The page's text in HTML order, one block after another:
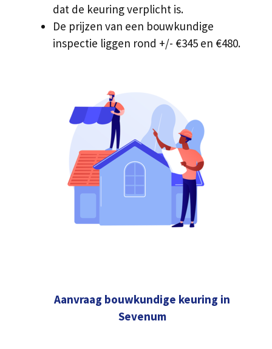
dat de keuring verplicht is.
De prijzen van een bouwkundige
inspectie liggen rond +/- €345 en €480.
Aanvraag bouwkundige keuring in
Sevenum